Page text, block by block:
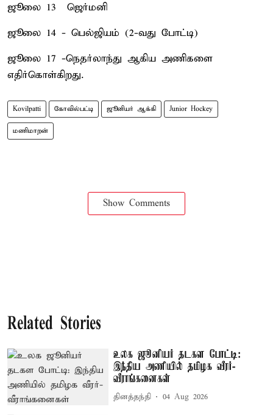
ஜூலை 13 – ஜெர்மனி
ஜூலை 14 - பெல்ஜியம் (2-வது போட்டி)
ஜூலை 17 -நெதர்லாந்து ஆகிய அணிகளை
எதிர்கொள்கிறது.
Kovilpatti கோவில்பட்டி ஜூனியர் ஆக்கி Junior Hockey
மணிமாறன்
Show Comments
Related Stories
உலக ஜூனியர் தடகள போட்டி:
இந்திய அணியில் தமிழக வீரர்-
வீராங்கனைகள்
தினத்தந்தி 04 Aug 2026